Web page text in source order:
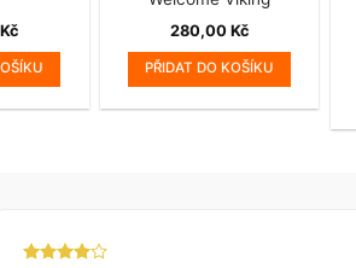
Kč 280,00 Kč
PŘIDAT DO KOŠÍKU